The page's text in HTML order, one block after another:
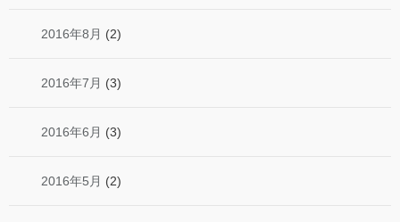
2016年8月 (2)
2016年7月 (3)
2016年6月 (3)
2016年5月 (2)